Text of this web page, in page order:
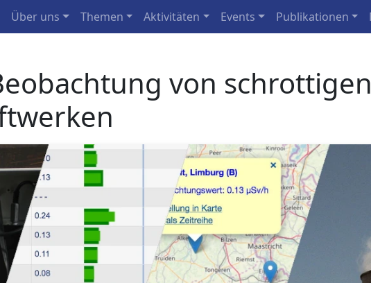
Über uns Themen Aktivitäten Events Publikationen
von schrottigen